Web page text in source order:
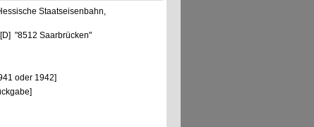
Staatseisenbahn,
"8512 Saarbrücken"
oder 1942]